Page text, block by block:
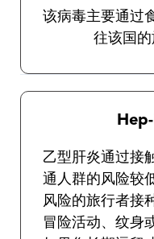
该病毒主要通过
往该国的
Hep-
乙型肝炎通过接
通人群的风险较
风险的旅行者接
冒险活动、纹身